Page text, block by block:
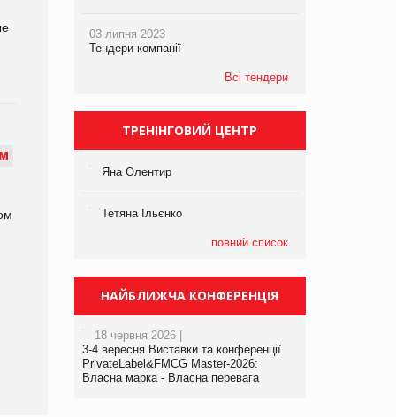
М
03 липня 2023
Тендери компанії
Всі тендери
ТРЕНІНГОВИЙ ЦЕНТР
Яна Олентир
Тетяна Ільєнко
повний список
НАЙБЛИЖЧА КОНФЕРЕНЦІЯ
18 червня 2026 |
3-4 вересня Виставки та конференції
PrivateLabel&FMCG Master-2026:
Власна марка - Власна перевага